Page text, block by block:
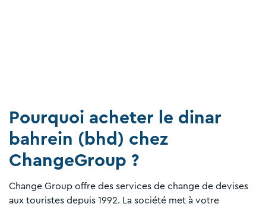
Pourquoi acheter le dinar
bahrein (bhd) chez
ChangeGroup ?
Change Group offre des services de change de devises
aux touristes depuis 1992. La société met à votre